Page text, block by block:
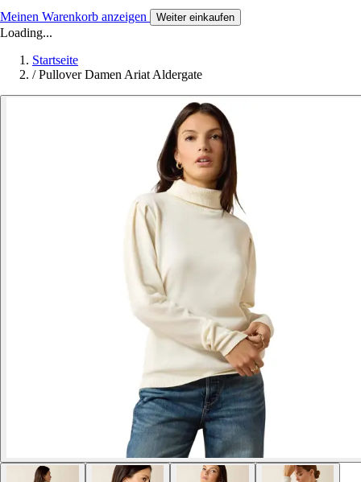
Meinen Warenkorb anzeigen Weiter einkaufen
Loading...
Startseite
/ Pullover Damen Ariat Aldergate